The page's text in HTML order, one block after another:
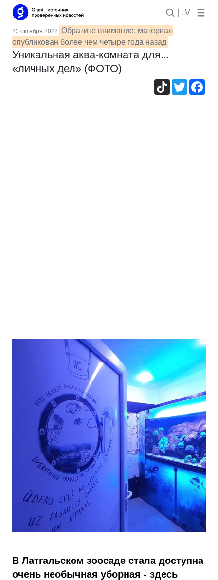
| LV
23 октября 2022 Обратите внимание: материал
опубликован более чем четыре года назад
Уникальная аква-комната для...
«личных дел» (ФОТО)
TikTokTwitter
В Латгальском зоосаде стала доступна
очень необычная уборная - здесь